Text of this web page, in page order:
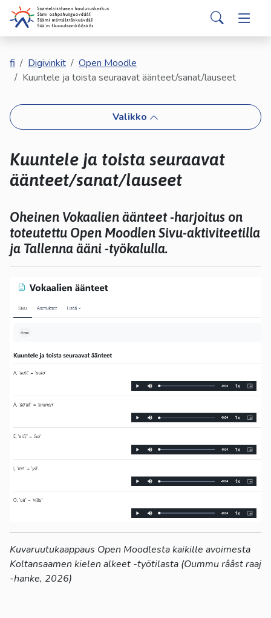
Siirry pääsisältöönenglish
Search
Valitse
oleva
tulos
ja
alasnuolilla.
valittuun
hakutulokseen
painamalla
Kosketuslaitteiden
käyttäjät
voivat
käyttää
Hakijalle
Opiskelijalle
fi Digivinkit
Open Moodle
Kuuntele ja toista seuraavat äänteet/sanat/lauseet
Valikko
Kuuntele ja toista seuraavat
äänteet/sanat/lauseet
Oheinen Vokaalien äänteet -harjoitus on
toteutettu Open Moodlen Sivu-aktiviteetilla
ja Tallenna ääni -työkalulla.
Kuvaruutukaappaus Open Moodlesta kaikille avoimesta
Koltansaamen kielen alkeet -työtilasta (Oummu rââst raaj
-hanke, 2026)